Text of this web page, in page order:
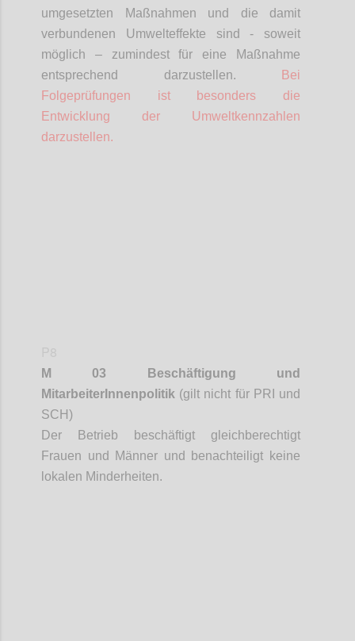
umgesetzten Maßnahmen und die damit
verbundenen Umwelteffekte sind - soweit
möglich – zumindest für eine Maßnahme
entsprechend darzustellen.
Bei
Folgeprüfungen ist besonders die
Entwicklung der Umweltkennzahlen
darzustellen.
M 03 Beschäftigung und
MitarbeiterInnenpolitik (gilt nicht für PRI und
SCH)
Der Betrieb beschäftigt gleichberechtigt
Frauen und Männer und benachteiligt keine
lokalen Minderheiten.